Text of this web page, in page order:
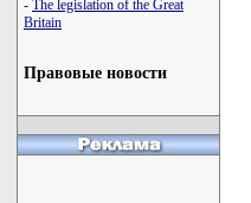
- The legislation of the Great
Britain
Правовые новости